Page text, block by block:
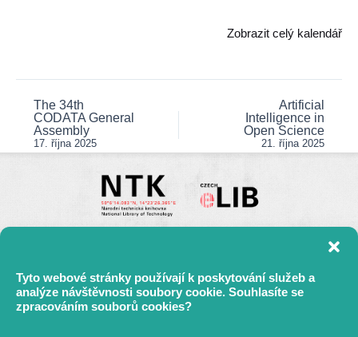
Tyto webové stránky používají k poskytování služeb a
analýze návštěvnosti soubory cookie. Souhlasíte se
zpracováním souborů cookies?
Zobrazit celý kalendář
navigation
The 34th
CODATA General
Assembly
17. října 2025
Artificial
Intelligence in
Open Science
21. října 2025